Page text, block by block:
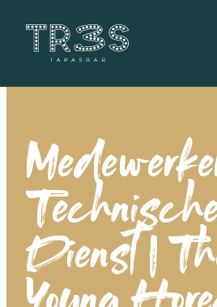
Dienst |